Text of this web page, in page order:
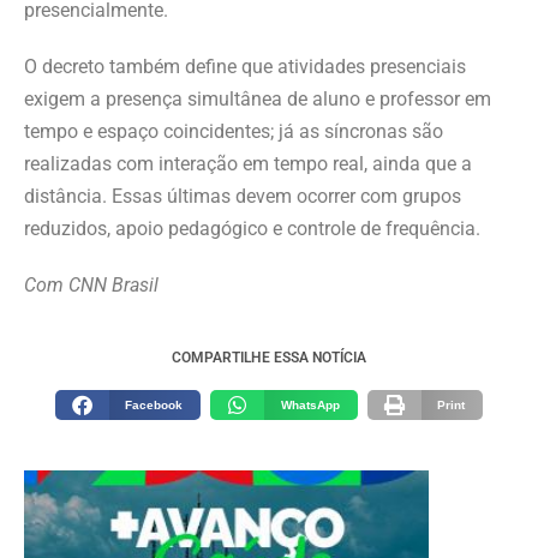
presencialmente.
O decreto também define que atividades presenciais
exigem a presença simultânea de aluno e professor em
tempo e espaço coincidentes; já as síncronas são
realizadas com interação em tempo real, ainda que a
distância. Essas últimas devem ocorrer com grupos
reduzidos, apoio pedagógico e controle de frequência.
Com CNN Brasil
COMPARTILHE ESSA NOTÍCIA
Facebook WhatsApp Print